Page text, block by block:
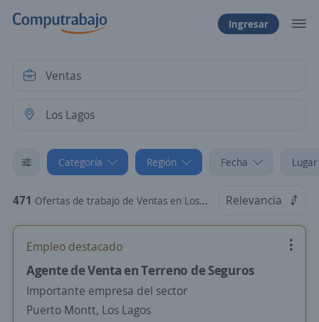
Ingresar
Categoría Región Fecha
471 Ofertas de trabajo de Ventas en Los Lagos Relevancia
Empleo destacado
Agente de Venta en Terreno de Seguros
Importante empresa del sector
Puerto Montt, Los Lagos